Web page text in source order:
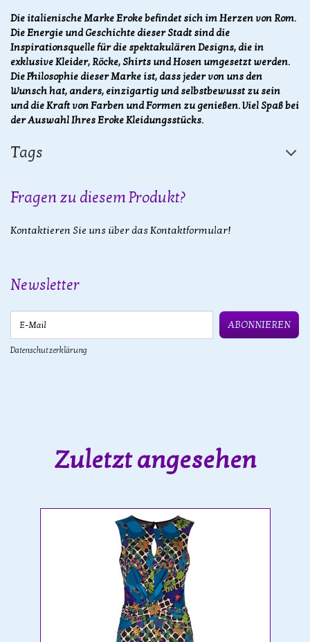
Die italienische Marke Eroke befindet sich im Herzen von Rom.
Die Energie und Geschichte dieser Stadt sind die
Inspirationsquelle für die spektakulären Designs, die in
exklusive Kleider, Röcke, Shirts und Hosen umgesetzt werden.
Die Philosophie dieser Marke ist, dass jeder von uns den
Wunsch hat, anders, einzigartig und selbstbewusst zu sein
und die Kraft von Farben und Formen zu genießen. Viel Spaß bei
der Auswahl Ihres Eroke Kleidungsstücks.​
Tags
Fragen zu diesem Produkt?
Kontaktieren Sie uns über das Kontaktformular!
Newsletter
ABONNIEREN
Datenschutzerklärung
Zuletzt angesehen